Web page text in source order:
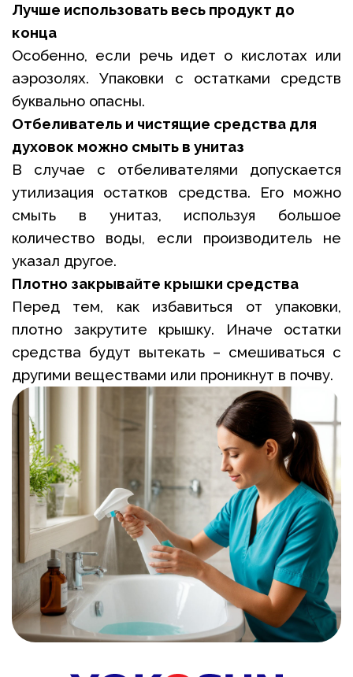
Лучше использовать весь продукт до
конца
Особенно, если речь идет о кислотах или
аэрозолях. Упаковки с остатками средств
буквально опасны.
Отбеливатель и чистящие средства для
духовок можно смыть в унитаз
В случае с отбеливателями допускается
утилизация остатков средства. Его можно
смыть в унитаз, используя большое
количество воды, если производитель не
указал другое.
Плотно закрывайте крышки средства
Перед тем, как избавиться от упаковки,
плотно закрутите крышку. Иначе остатки
средства будут вытекать – смешиваться с
другими веществами или проникнут в почву.